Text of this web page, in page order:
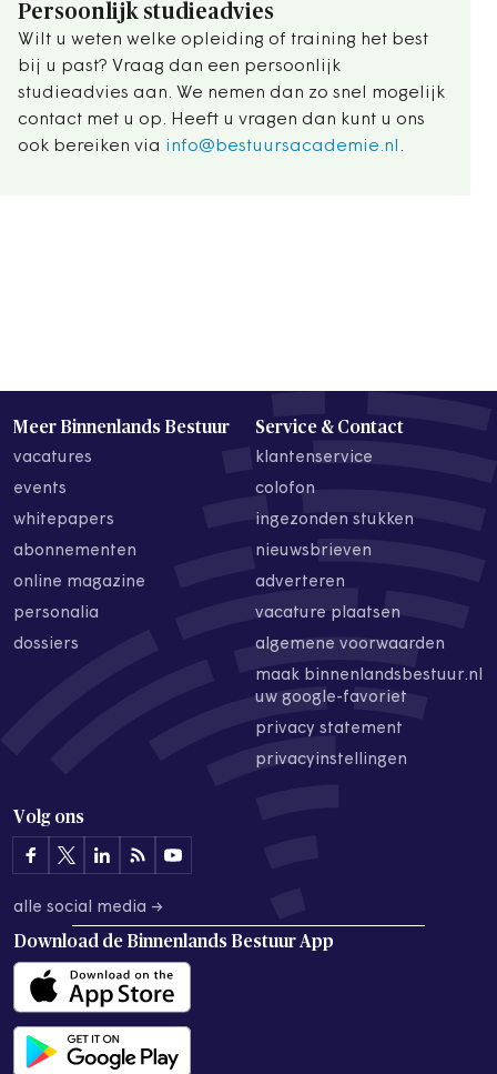
Persoonlijk studieadvies
Wilt u weten welke opleiding of training het best
bij u past? Vraag dan een persoonlijk
studieadvies aan. We nemen dan zo snel mogelijk
contact met u op. Heeft u vragen dan kunt u ons
ook bereiken via info@bestuursacademie.nl .
Meer Binnenlands Bestuur
vacatures
events
whitepapers
abonnementen
online magazine
personalia
dossiers
Service & Contact
klantenservice
colofon
ingezonden stukken
nieuwsbrieven
adverteren
vacature plaatsen
algemene voorwaarden
maak binnenlandsbestuur.nl
uw google-favoriet
privacy statement
privacyinstellingen
Volg ons
alle social media →
Download de Binnenlands Bestuur App